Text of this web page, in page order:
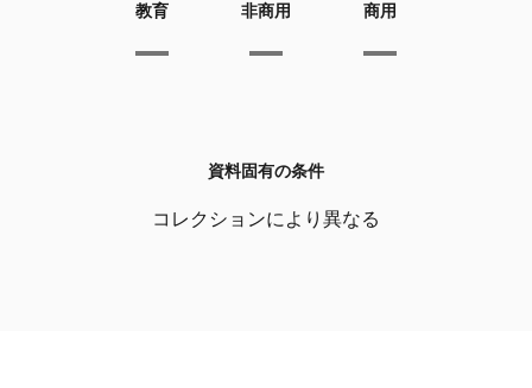
教育 非商用 商用
資料固有の条件
コレクションにより異なる